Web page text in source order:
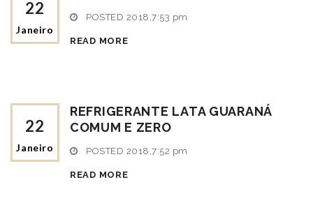
22
Janeiro
POSTED 2018,7:53 pm
READ MORE
22
Janeiro
REFRIGERANTE LATA GUARANÁ
COMUM E ZERO
POSTED 2018,7:52 pm
READ MORE